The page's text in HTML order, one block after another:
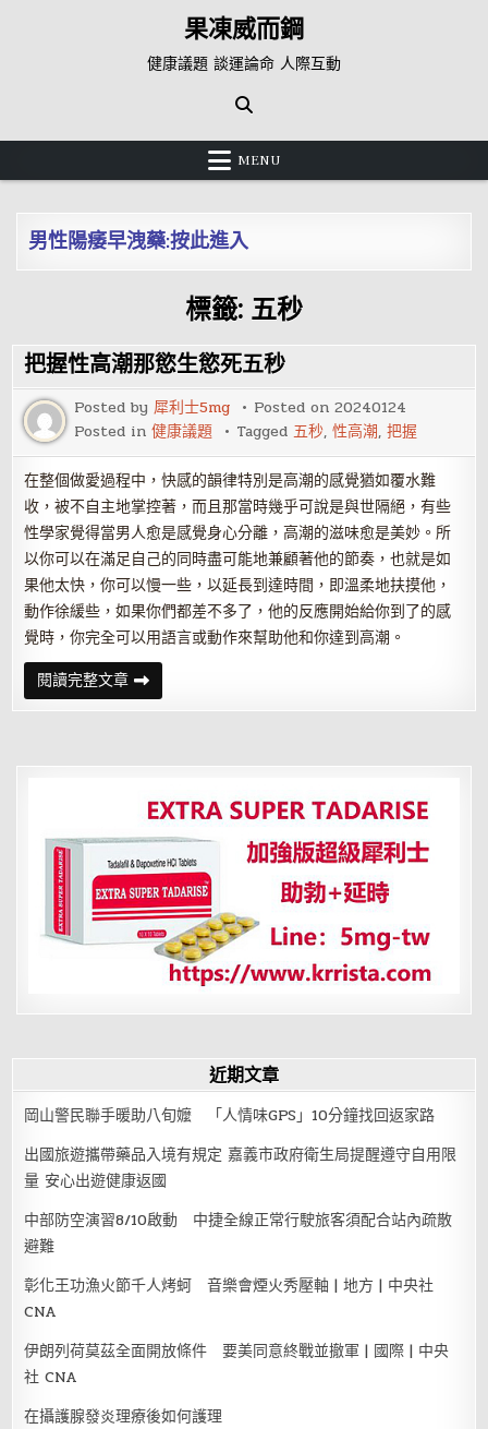
果凍威而鋼
健康議題 談運論命 人際互動
MENU
男性陽痿早洩藥:按此進入
標籤: 五秒
把握性高潮那慾生慾死五秒
Posted by犀利士5mg Posted on20240124
Posted in健康議題 Tagged五秒,性高潮,把握
在整個做愛過程中，快感的韻律特別是高潮的感覺猶如覆水難
收，被不自主地掌控著，而且那當時幾乎可說是與世隔絕，有些
性學家覺得當男人愈是感覺身心分離，高潮的滋味愈是美妙。所
以你可以在滿足自己的同時盡可能地兼顧著他的節奏，也就是如
果他太快，你可以慢一些，以延長到達時間，即溫柔地扶摸他，
動作徐緩些，如果你們都差不多了，他的反應開始給你到了的感
覺時，你完全可以用語言或動作來幫助他和你達到高潮。
閱讀完整文章把
握
性
慾
死
五
秒
近期文章
岡山警民聯手暖助八旬嬤 「人情味GPS」10分鐘找回返家路
出國旅遊攜帶藥品入境有規定 嘉義市政府衛生局提醒遵守自用限
量 安心出遊健康返國
中部防空演習8/10啟動 中捷全線正常行駛旅客須配合站內疏散
避難
彰化王功漁火節千人烤蚵 音樂會煙火秀壓軸 | 地方 | 中央社
CNA
伊朗列荷莫茲全面開放條件 要美同意終戰並撤軍 | 國際 | 中央
社 CNA
在攝護腺發炎理療後如何護理